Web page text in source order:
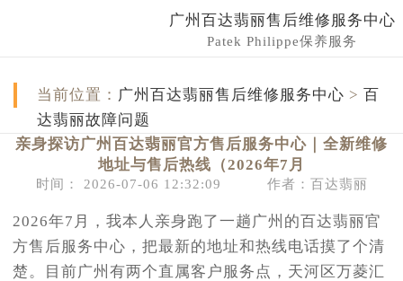
广州百达翡丽售后维修服务中心
Patek Philippe保养服务
当前位置： 广州百达翡丽售后维修服务中心 > 百
达翡丽故障问题
亲身探访广州百达翡丽官方售后服务中心｜全新维修
地址与售后热线（2026年7月
时间： 2026-07-06 12:32:09 作者：百达翡丽
2026年7月，我本人亲身跑了一趟广州的百达翡丽官
方售后服务中心，把最新的地址和热线电话摸了个清
楚。目前广州有两个直属客户服务点，天河区万菱汇